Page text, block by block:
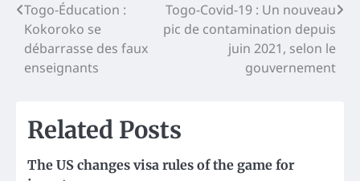
Post
navigation
Togo-Éducation :
Kokoroko se
débarrasse des faux
enseignants
Togo-Covid-19 : Un nouveau
pic de contamination depuis
juin 2021, selon le
gouvernement
Related Posts
The US changes visa rules of the game for